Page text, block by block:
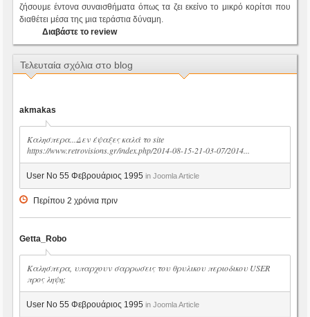
ζήσουμε έντονα συναισθήματα όπως τα ζει εκείνο το μικρό κορίτσι που
διαθέτει μέσα της μια τεράστια δύναμη.
Διαβάστε το review
Τελευταία σχόλια στο blog
akmakas
Καλησπερα...Δεν έψαξες καλά το site
https://www.retrovisions.gr/index.php/2014-08-15-21-03-07/2014...
User No 55 Φεβρουάριος 1995 in Joomla Article
Περίπου 2 χρόνια πριν
Getta_Robo
Καλησπερα, υπαρχουν σαρρωσεις του θρυλικου περιοδικου USER
προς ληψη;
User No 55 Φεβρουάριος 1995 in Joomla Article